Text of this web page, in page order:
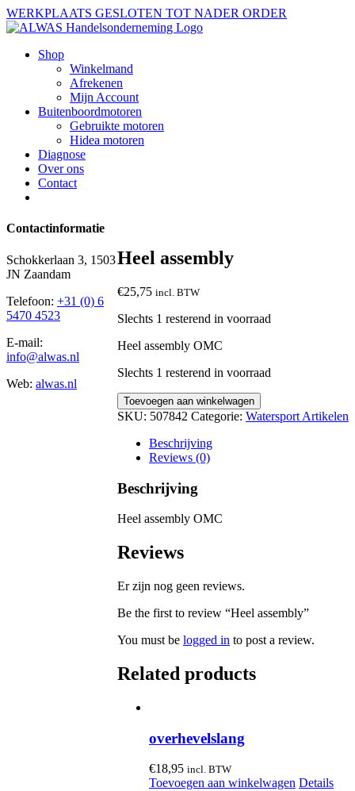
Ga
naar
WERKPLAATS GESLOTEN TOT NADER ORDER
Shop
Winkelmand
Afrekenen
Mijn Account
Buitenboordmotoren
Gebruikte motoren
Hidea motoren
Diagnose
Over ons
Contact
Heel assembly
€25,75 incl. BTW
Slechts 1 resterend in voorraad
Heel assembly OMC
Slechts 1 resterend in voorraad
Heel
assembly
Toevoegen aan winkelwagen
SKU: 507842 Categorie: Watersport Artikelen
Beschrijving
Reviews (0)
Beschrijving
Heel assembly OMC
Reviews
Er zijn nog geen reviews.
Be the first to review “Heel assembly”
You must be logged in to post a review.
Related products
overhevelslang
€18,95 incl. BTW
Toevoegen aan winkelwagen Details
Contactinformatie
Schokkerlaan 3, 1503
JN Zaandam
Telefoon: +31 (0) 6
5470 4523
E-mail:
info@alwas.nl
Web: alwas.nl